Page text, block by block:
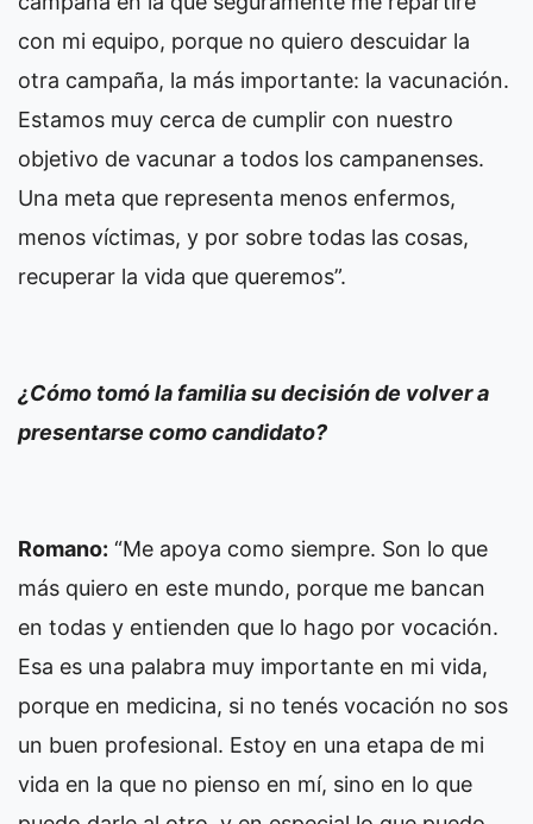
con mi equipo, porque no quiero descuidar la
otra campaña, la más importante: la vacunación.
Estamos muy cerca de cumplir con nuestro
objetivo de vacunar a todos los campanenses.
Una meta que representa menos enfermos,
menos víctimas, y por sobre todas las cosas,
recuperar la vida que queremos”.
¿Cómo tomó la familia su decisión de volver a
presentarse como candidato?
Romano: “Me apoya como siempre. Son lo que
más quiero en este mundo, porque me bancan
en todas y entienden que lo hago por vocación.
Esa es una palabra muy importante en mi vida,
porque en medicina, si no tenés vocación no sos
un buen profesional. Estoy en una etapa de mi
vida en la que no pienso en mí, sino en lo que